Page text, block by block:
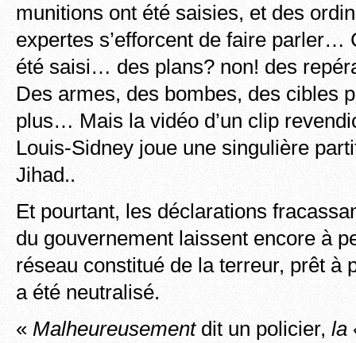
munitions ont été saisies, et des
expertes s’efforcent de faire parler…
été saisi… des plans? non! des
Des armes, des bombes, des cibles
plus… Mais la vidéo d’un clip
Louis-Sidney joue une singulière
Jihad..
Et pourtant, les déclarations
du gouvernement laissent encore à
réseau constitué de la terreur, prêt à
a été neutralisé.
« Malheureusementdit un policier, la